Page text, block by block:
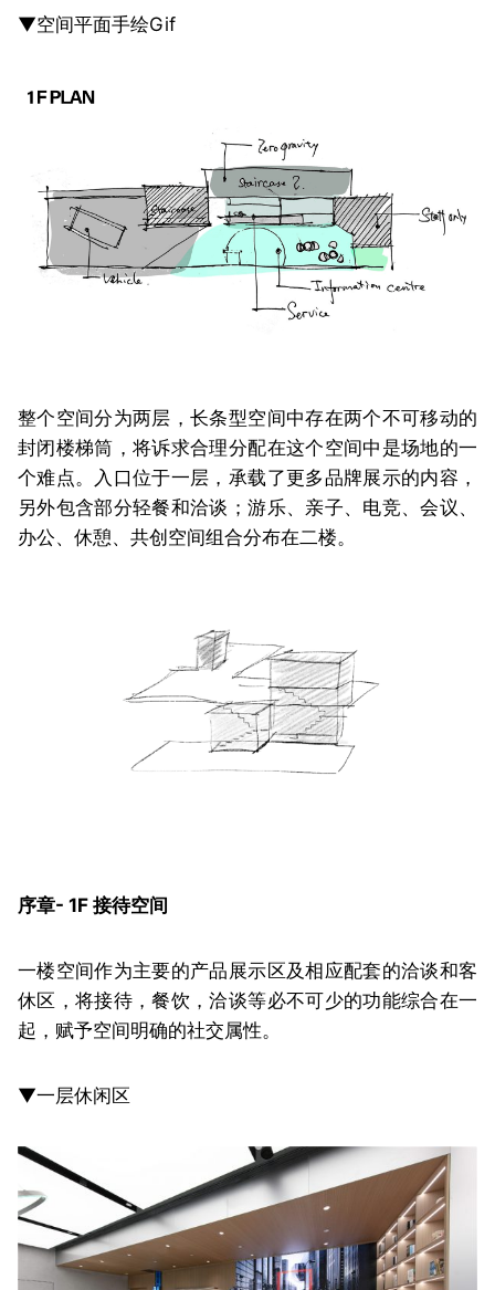
▼空间平面手绘Gif
整个空间分为两层，长条型空间中存在两个不可移动的
封闭楼梯筒，将诉求合理分配在这个空间中是场地的一
个难点。入口位于一层，承载了更多品牌展示的内容，
另外包含部分轻餐和洽谈；游乐、亲子、电竞、会议、
办公、休憩、共创空间组合分布在二楼。
序章- 1F 接待空间
一楼空间作为主要的产品展示区及相应配套的洽谈和客
休区，将接待，餐饮，洽谈等必不可少的功能综合在一
起，赋予空间明确的社交属性。
▼一层休闲区